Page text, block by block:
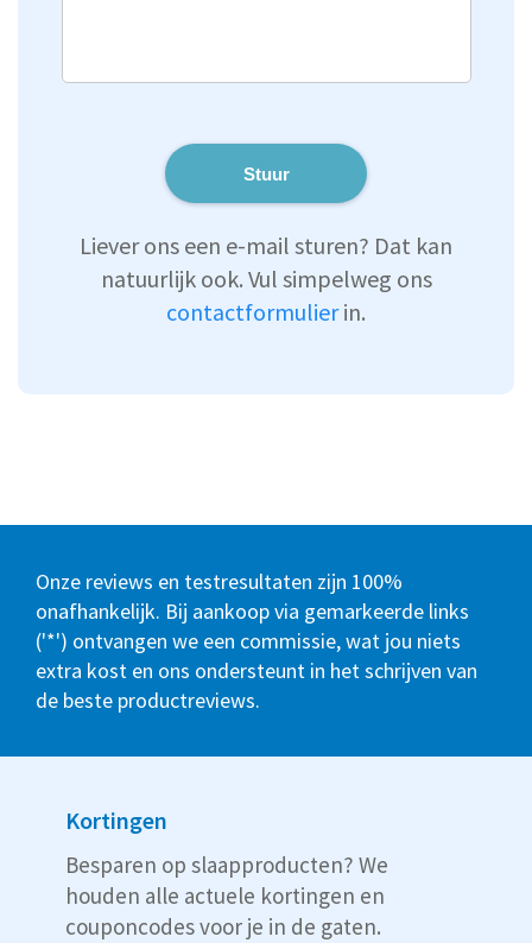
Stuur
Liever ons een e-mail sturen? Dat kan
natuurlijk ook. Vul simpelweg ons
contactformulierin.
Onze reviews en testresultaten zijn 100%
onafhankelijk. Bij aankoop via gemarkeerde links
('*') ontvangen we een commissie, wat jou niets
extra kost en ons ondersteunt in het schrijven van
de beste productreviews.
Kortingen
Besparen op slaapproducten? We
houden alle actuele kortingen en
couponcodes voor je in de gaten.